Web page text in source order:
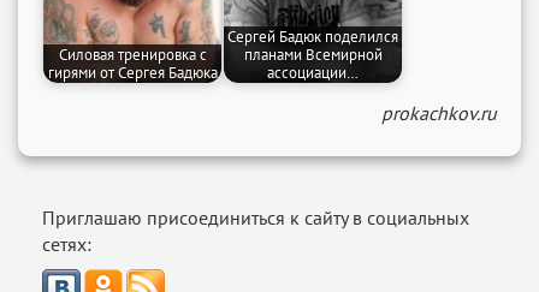
Силовая тренировка с
гирями от Сергея Бадюка
Сергей Бадюк поделился
планами Всемирной
ассоциации…
prokachkov.ru
Приглашаю присоединиться к сайту в социальных
сетях: